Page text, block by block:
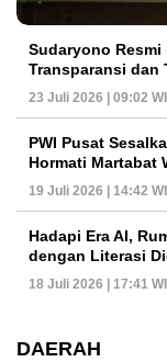
Sudaryono Resmi
Transparansi dan
23 Juli 2026 | 09:02
PWI Pusat
Hormati Martabat
19 Juli 2026 | 14:42
Hadapi Era AI,
dengan Literasi
18 Juli 2026 | 17:41
DAERAH